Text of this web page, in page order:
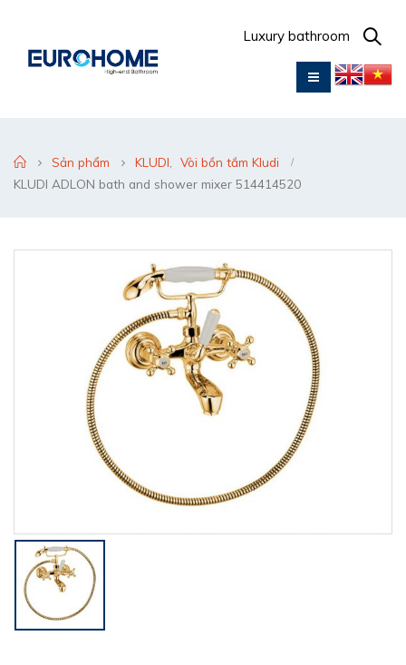
Luxury bathroom
Sản phẩm KLUDI
Vòi bồn tắm Kludi
KLUDI ADLON bath and shower mixer 514414520